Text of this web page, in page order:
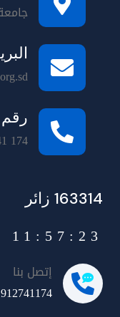
رقم
174
163314 زائر
11:57:23 AM
إتصل بنا